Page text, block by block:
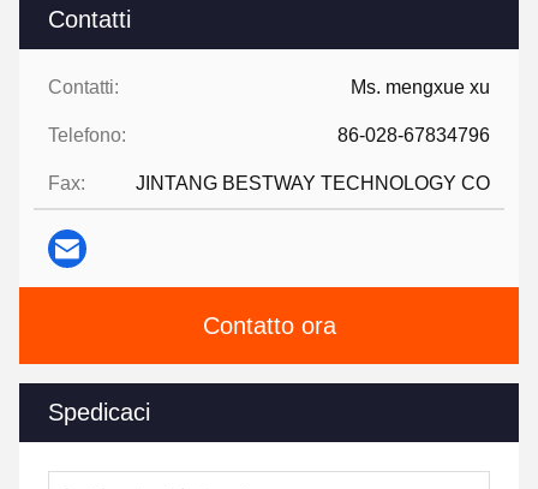
Contatti
Contatti: Ms. mengxue xu
Telefono: 86-028-67834796
Fax: JINTANG BESTWAY TECHNOLOGY CO
Contatto ora
Spedicaci